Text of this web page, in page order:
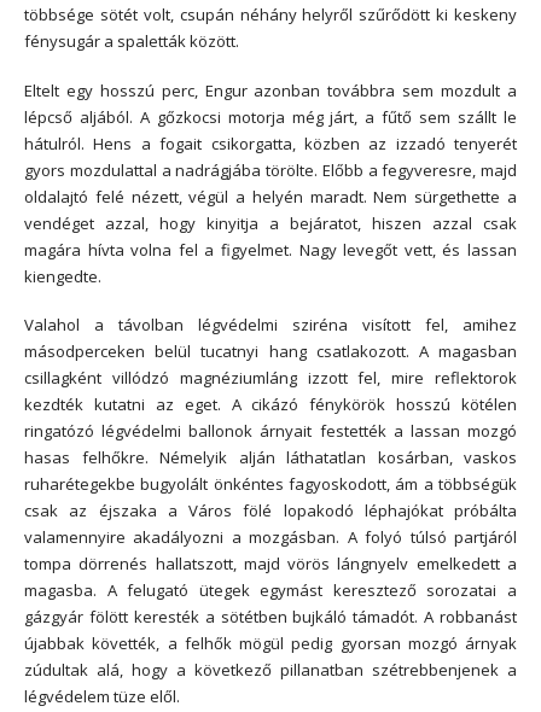
többsége sötét volt, csupán néhány helyről szűrődött ki keskeny
fénysugár a spaletták között.
Eltelt egy hosszú perc, Engur azonban továbbra sem mozdult a
lépcső aljából. A gőzkocsi motorja még járt, a fűtő sem szállt le
hátulról. Hens a fogait csikorgatta, közben az izzadó tenyerét
gyors mozdulattal a nadrágjába törölte. Előbb a fegyveresre, majd
oldalajtó felé nézett, végül a helyén maradt. Nem sürgethette a
vendéget azzal, hogy kinyitja a bejáratot, hiszen azzal csak
magára hívta volna fel a figyelmet. Nagy levegőt vett, és lassan
kiengedte.
Valahol a távolban légvédelmi sziréna visított fel, amihez
másodperceken belül tucatnyi hang csatlakozott. A magasban
csillagként villódzó magnéziumláng izzott fel, mire reflektorok
kezdték kutatni az eget. A cikázó fénykörök hosszú kötélen
ringatózó légvédelmi ballonok árnyait festették a lassan mozgó
hasas felhőkre. Némelyik alján láthatatlan kosárban, vaskos
ruharétegekbe bugyolált önkéntes fagyoskodott, ám a többségük
csak az éjszaka a Város fölé lopakodó léphajókat próbálta
valamennyire akadályozni a mozgásban. A folyó túlsó partjáról
tompa dörrenés hallatszott, majd vörös lángnyelv emelkedett a
magasba. A felugató ütegek egymást keresztező sorozatai a
gázgyár fölött keresték a sötétben bujkáló támadót. A robbanást
újabbak követték, a felhők mögül pedig gyorsan mozgó árnyak
zúdultak alá, hogy a következő pillanatban szétrebbenjenek a
légvédelem tüze elől.